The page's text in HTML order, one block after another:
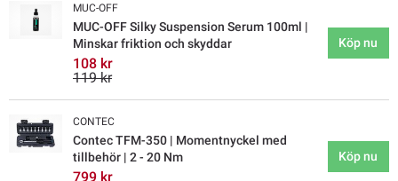
MUC-OFF
MUC-OFF Silky Suspension Serum 100ml |
Minskar friktion och skyddar
108 kr
119 kr
Köp nu
CONTEC
Contec TFM-350 | Momentnyckel med
tillbehör | 2 - 20 Nm
799 kr
Köp nu